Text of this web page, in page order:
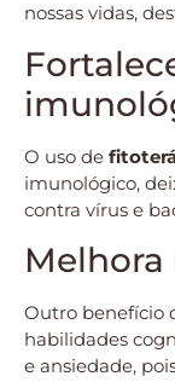
nossas vidas,
O uso de
imunológico,
contra vírus e
Outro benefício
habilidades
e ansiedade,